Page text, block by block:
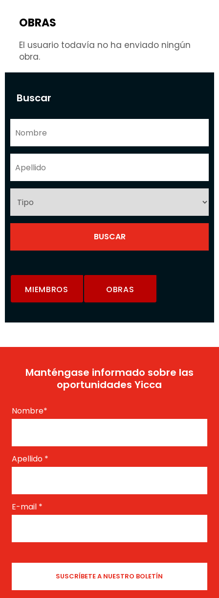
Buscar
MIEMBROS OBRAS
OBRAS
El usuario todavía no ha enviado ningún
obra.
Manténgase informado sobre las
oportunidades Yicca
Nombre*
Apellido *
E-mail *